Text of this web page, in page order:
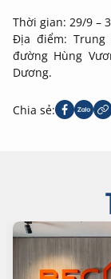
Thời gian: 29/9 –
Địa điểm: Trung
đường Hùng
Dương.
Chia sẻ: